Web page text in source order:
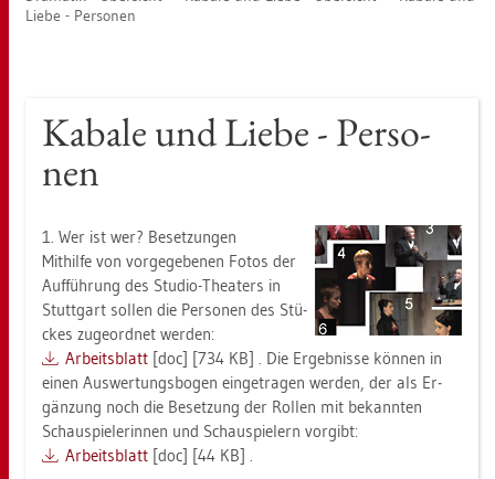
Liebe - Per­so­nen
Ka­ba­le und Liebe - Per­so­
nen
1. Wer ist wer? Be­set­zun­gen
Mit­hil­fe von vor­ge­ge­be­nen Fotos der
Auf­füh­rung des Stu­dio-Thea­ters in
Stutt­gart sol­len die Per­so­nen des Stü­
ckes zu­ge­ord­net wer­den:
Ar­beits­blatt [doc] [734 KB] . Die Er­geb­nis­se kön­nen in
einen Aus­wer­tungs­bo­gen ein­ge­tra­gen wer­den, der als Er­
gän­zung noch die Be­set­zung der Rol­len mit be­kann­ten
Schau­spie­le­rin­nen und Schau­spie­lern vor­gibt:
Ar­beits­blatt [doc] [44 KB] .